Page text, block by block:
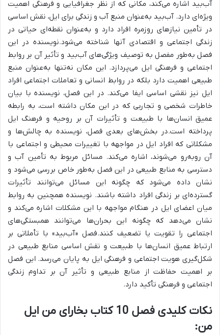
آب‌بید اشاره می‌کند، مکانی که از نظر جغرافیایی و فرهنگی اهمیت
ویژه‌ای دارد. آب‌بید به‌عنوان منبع آب و زندگی برای ایل، نقش اساسی
در تأمین نیازهای روزمره افراد دارد و به‌عنوان نقطه‌ای حیاتی در
زندگی اجتماعی و اقتصادی آنها شناخته می‌شود.نویسنده در این
فصل به‌طور مفصل به توصیف ویژگی‌های آب‌بید و تأثیر آن بر روابط
اجتماعی و فرهنگی ایل می‌پردازد. این مکان نه‌تنها به‌عنوان منبع
طبیعی اهمیت دارد بلکه در روابط انسانی و تعاملات اجتماعی افراد
ایل نیز نقشی اساسی ایفا می‌کند. در این فصل، نویسنده با بیان
خاطرات شخصی و تجاربی که در این مکان داشته است، به رابطه
عمیق انسان‌ها با طبیعت و تأثیرات آن بر روحیه و فرهنگ ایل
پرداخته است.در بخش‌های بعدی فصل، نویسنده به چالش‌ها و
مشکلاتی که افراد ایل در مواجهه با تغییرات محیطی و اجتماعی با
آن روبه‌رو می‌شوند، اشاره می‌کند. مسائل مربوط به تأمین آب و
دسترسی به منابع طبیعی در این فصل به‌طور خاص بررسی می‌شود و
نشان داده می‌شود که چگونه این مسائل می‌توانند تأثیرات
گسترده‌ای بر زندگی افراد داشته باشند. نویسنده همچنین به روابط
میان اعضای ایل در هنگام مواجهه با این مشکلات اشاره می‌کند و
نشان می‌دهد که چگونه این بحران‌ها می‌توانند همبستگی‌های
اجتماعی را تقویت یا تضعیف کنند.فصل «آب‌بید» با تأملاتی بر
ارتباط عمیق انسان‌ها با طبیعت و نقش اساسی منابع طبیعی در
شکل‌گیری هویت اجتماعی و فرهنگی ایل به پایان می‌رسد. این فصل
بر اهمیت حفاظت از منابع طبیعی و تأثیر آن بر تداوم زندگی
اجتماعی و فرهنگی تأکید دارد.
نکات کلیدی فصل 10 کتاب بخارای من ایل
من: